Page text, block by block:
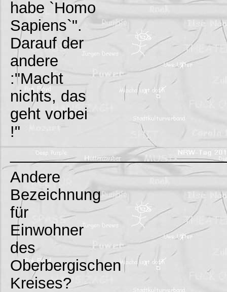
habe `Homo
Sapiens`".
Darauf der
andere
:"Macht
nichts, das
geht vorbei
!"
Andere
Bezeichnung
für
Einwohner
des
Oberbergischen
Kreises?